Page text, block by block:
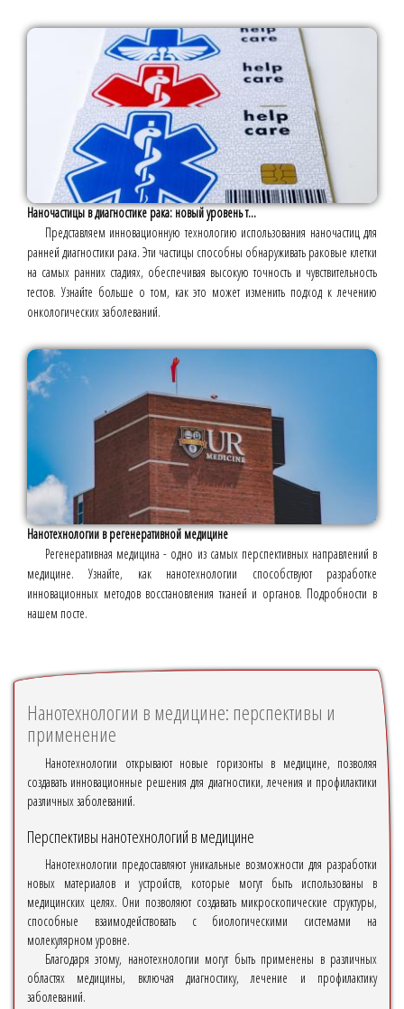
Наночастицы в диагностике рака: новый уровень т...
Представляем инновационную технологию использования наночастиц для
ранней диагностики рака. Эти частицы способны обнаруживать раковые клетки
на самых ранних стадиях, обеспечивая высокую точность и чувствительность
тестов. Узнайте больше о том, как это может изменить подход к лечению
онкологических заболеваний.
Нанотехнологии в регенеративной медицине
Регенеративная медицина - одно из самых перспективных направлений в
медицине. Узнайте, как нанотехнологии способствуют разработке
инновационных методов восстановления тканей и органов. Подробности в
нашем посте.
Нанотехнологии в медицине: перспективы и
применение
Нанотехнологии открывают новые горизонты в медицине, позволяя
создавать инновационные решения для диагностики, лечения и профилактики
различных заболеваний.
Перспективы нанотехнологий в медицине
Нанотехнологии предоставляют уникальные возможности для разработки
новых материалов и устройств, которые могут быть использованы в
медицинских целях. Они позволяют создавать микроскопические структуры,
способные взаимодействовать с биологическими системами на
молекулярном уровне.
Благодаря этому, нанотехнологии могут быть применены в различных
областях медицины, включая диагностику, лечение и профилактику
заболеваний.